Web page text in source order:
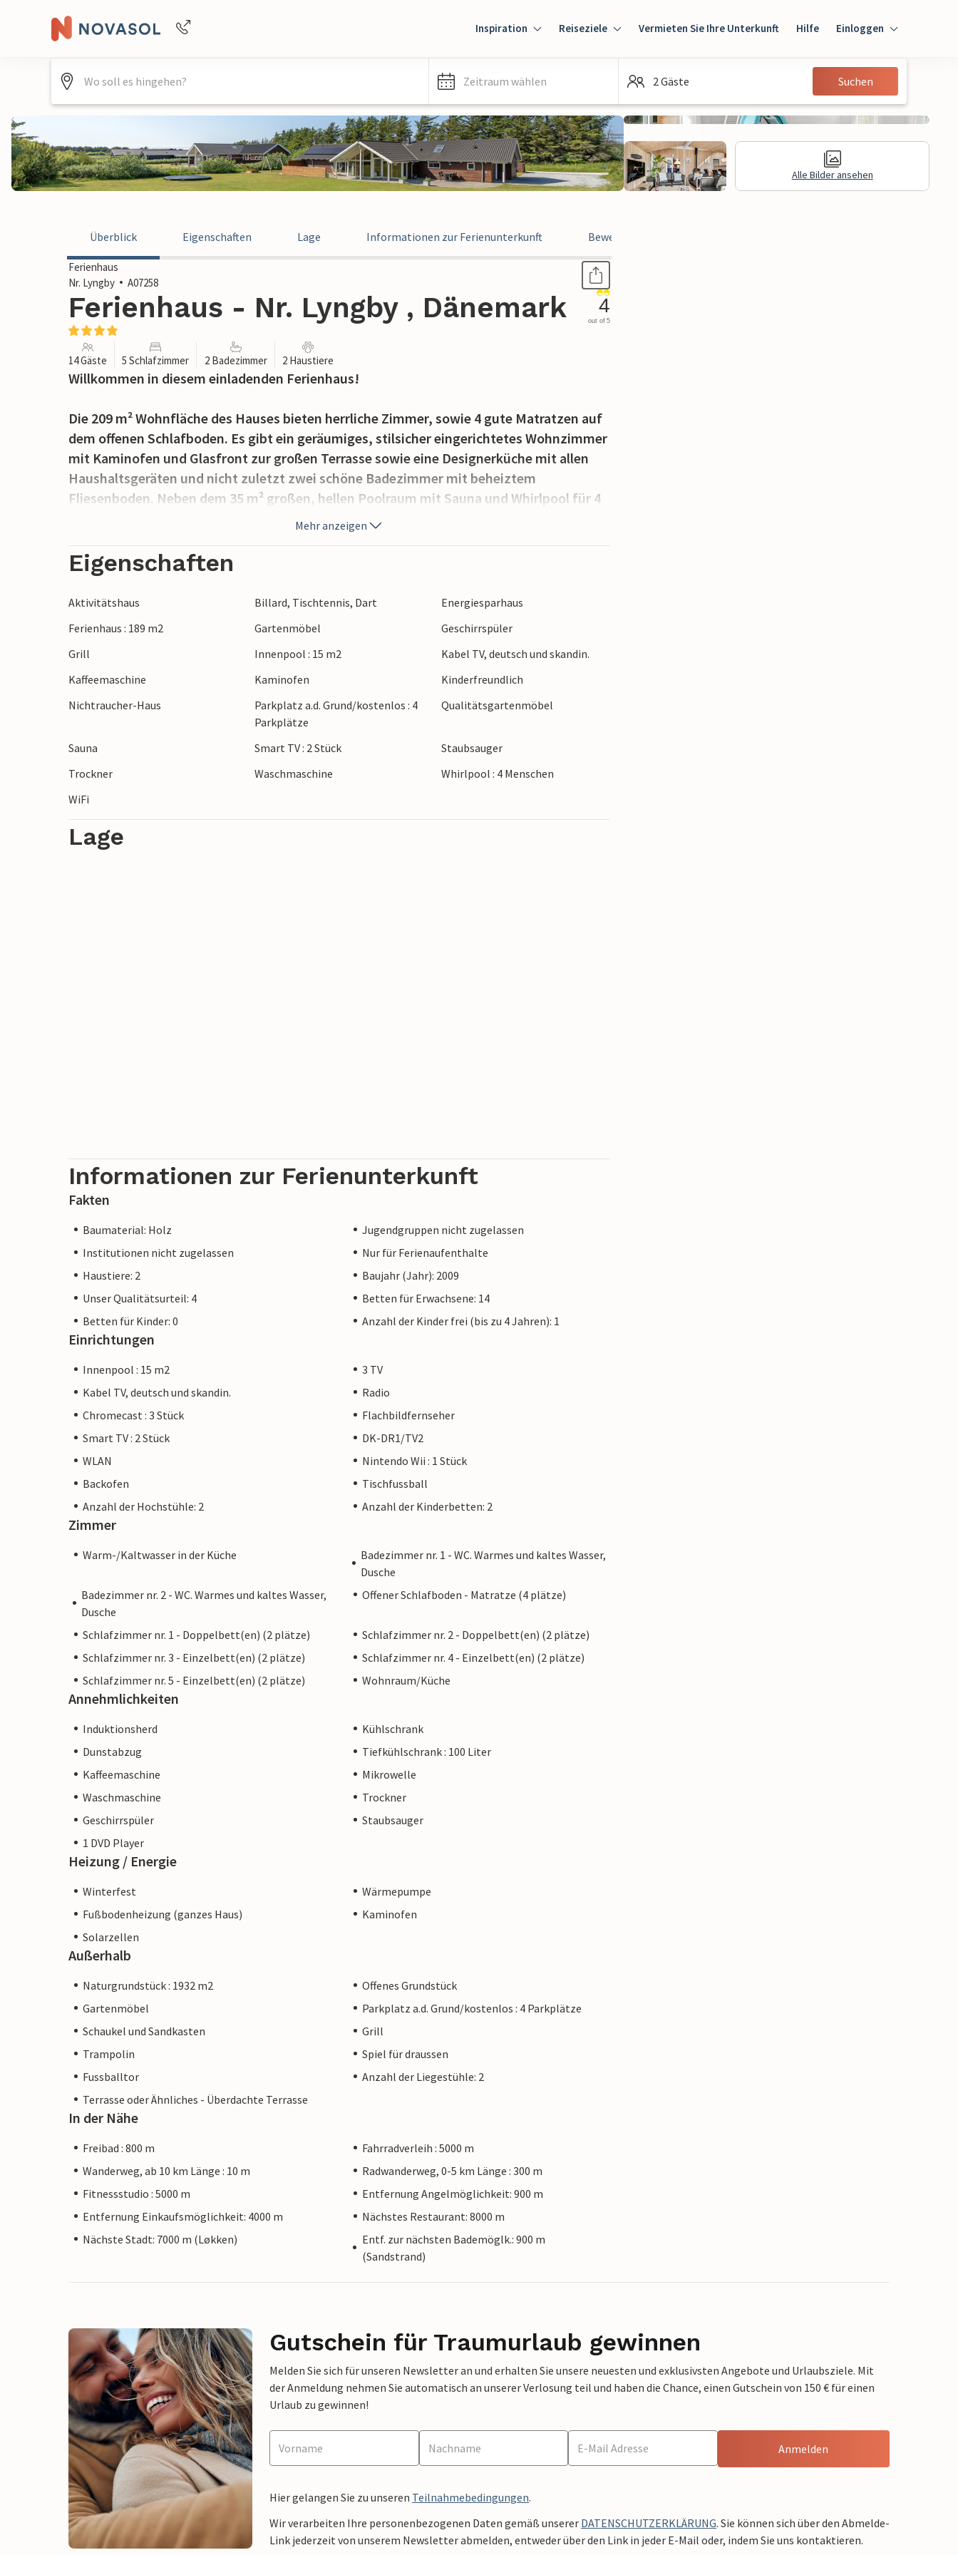
+4940688715475
Inspiration Reiseziele Vermieten Sie Ihre Unterkunft Hilfe Einloggen
Einloggen
Gast
Zeitraum wählen 2 Gäste Suchen
Alle Bilder ansehen
Überblick Eigenschaften Lage Informationen zur Ferienunterkunft Bewertungen
Ferienhaus
Nr. Lyngby
A07258
Ferienhaus - Nr. Lyngby , Dänemark 4
out of 5
14 Gäste 5 Schlafzimmer 2 Badezimmer 2 Haustiere
Willkommen in diesem einladenden Ferienhaus!
Die 209 m² Wohnfläche des Hauses bieten herrliche Zimmer, sowie 4 gute Matratzen auf
dem offenen Schlafboden. Es gibt ein geräumiges, stilsicher eingerichtetes Wohnzimmer
mit Kaminofen und Glasfront zur großen Terrasse sowie eine Designerküche mit allen
Haushaltsgeräten und nicht zuletzt zwei schöne Badezimmer mit beheiztem
Fliesenboden. Neben dem 35 m² großen, hellen Poolraum mit Sauna und Whirlpool für 4
Personen gibt es auch einen 22 m² Aktivitätsraum mit Billard und Tischtennis. Es gibt 3
Fernseher, die alle Chromecast haben und eine 200/200 Glasfaser-Internetverbindung.
Draußen können Sie auf der Terrasse unter dem Sonnenschirm entspannen, es gibt auch
eine Hängematte und en Sonnensegel. Ein Fußballtor und Spiele für draußen sind
Der schöne Nordseestrand in Nr. Lyngby liegt an einer Steilküste Genießen Sie den
Sonnenuntergang bei einem Spaziergang am Sandstrand.
Mehr anzeigen
Eigenschaften
Aktivitätshaus Billard, Tischtennis, Dart
Energiesparhaus
Ferienhaus : 189 m2
Gartenmöbel
Geschirrspüler
Grill
Innenpool : 15 m2
Kabel TV, deutsch und skandin.
Kaffeemaschine
Kaminofen
Kinderfreundlich
Nichtraucher-Haus
Parkplatz a.d. Grund/kostenlos : 4
Parkplätze
Qualitätsgartenmöbel
Sauna Smart TV : 2 Stück
Staubsauger
Trockner
Waschmaschine
Whirlpool : 4 Menschen
WiFi
Lage
Informationen zur Ferienunterkunft
Fakten
Baumaterial: Holz
Jugendgruppen nicht zugelassen
Institutionen nicht zugelassen
Nur für Ferienaufenthalte
Haustiere: 2
Baujahr (Jahr): 2009
Unser Qualitätsurteil: 4
Betten für Erwachsene: 14
Betten für Kinder: 0
Anzahl der Kinder frei (bis zu 4 Jahren): 1
Einrichtungen
Innenpool : 15 m2
3 TV
Kabel TV, deutsch und skandin.
Radio
Chromecast : 3 Stück
Flachbildfernseher
Smart TV : 2 Stück
DK-DR1/TV2
WLAN
Nintendo Wii : 1 Stück
Backofen
Tischfussball
Anzahl der Hochstühle: 2
Anzahl der Kinderbetten: 2
Zimmer
Warm-/Kaltwasser in der Küche
Badezimmer nr. 1 - WC. Warmes und kaltes Wasser,
Dusche
Badezimmer nr. 2 - WC. Warmes und kaltes Wasser,
Dusche
Offener Schlafboden - Matratze (4 plätze)
Schlafzimmer nr. 1 - Doppelbett(en) (2 plätze)
Schlafzimmer nr. 2 - Doppelbett(en) (2 plätze)
Schlafzimmer nr. 3 - Einzelbett(en) (2 plätze)
Schlafzimmer nr. 4 - Einzelbett(en) (2 plätze)
Schlafzimmer nr. 5 - Einzelbett(en) (2 plätze)
Wohnraum/Küche
Annehmlichkeiten
Induktionsherd
Kühlschrank
Dunstabzug
Tiefkühlschrank : 100 Liter
Kaffeemaschine
Mikrowelle
Waschmaschine
Trockner
Geschirrspüler
Staubsauger
1 DVD Player
Heizung / Energie
Winterfest
Wärmepumpe
Fußbodenheizung (ganzes Haus)
Kaminofen
Solarzellen
Außerhalb
Naturgrundstück : 1932 m2
Offenes Grundstück
Gartenmöbel
Parkplatz a.d. Grund/kostenlos : 4 Parkplätze
Schaukel und Sandkasten
Grill
Trampolin
Spiel für draussen
Fussballtor
Anzahl der Liegestühle: 2
Terrasse oder Ähnliches - Überdachte Terrasse
In der Nähe
Freibad : 800 m
Fahrradverleih : 5000 m
Wanderweg, ab 10 km Länge : 10 m
Radwanderweg, 0-5 km Länge : 300 m
Fitnessstudio : 5000 m
Entfernung Angelmöglichkeit: 900 m
Entfernung Einkaufsmöglichkeit: 4000 m
Nächstes Restaurant: 8000 m
Nächste Stadt: 7000 m (Løkken)
Entf. zur nächsten Bademöglk.: 900 m
(Sandstrand)
Gutschein für Traumurlaub gewinnen
Melden Sie sich für unseren Newsletter an und erhalten Sie unsere neuesten und exklusivsten Angebote und Urlaubsziele. Mit
der Anmeldung nehmen Sie automatisch an unserer Verlosung teil und haben die Chance, einen Gutschein von 150 € für einen
Urlaub zu gewinnen!
Anmelden
Hier gelangen Sie zu unseren Teilnahmebedingungen.
Wir verarbeiten Ihre personenbezogenen Daten gemäß unserer DATENSCHUTZERKLÄRUNG. Sie können sich über den Abmelde-
Link jederzeit von unserem Newsletter abmelden, entweder über den Link in jeder E-Mail oder, indem Sie uns kontaktieren.